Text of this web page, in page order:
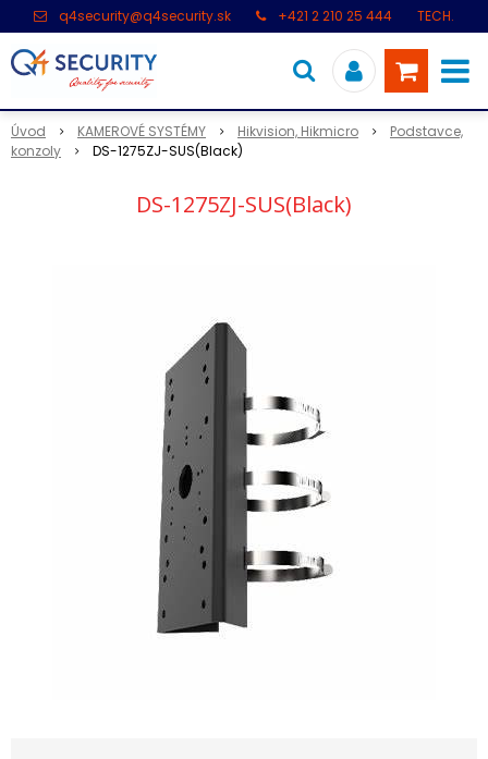
q4security@q4security.sk +421 2 210 25 444
TECH.
Úvod KAMEROVÉ SYSTÉMY Hikvision, Hikmicro
Podstavce,
konzoly
DS-1275ZJ-SUS(Black)
DS-1275ZJ-SUS(Black)